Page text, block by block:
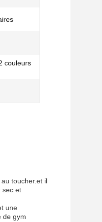
couleurs
toucher.et il
sec et
une
de gym